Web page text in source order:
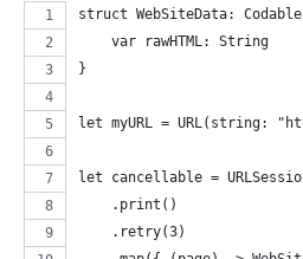
struct WebSiteData:
    var rawHTML: String
}
let myURL = URL(string:
let cancellable =
    .print()
    .retry(3)